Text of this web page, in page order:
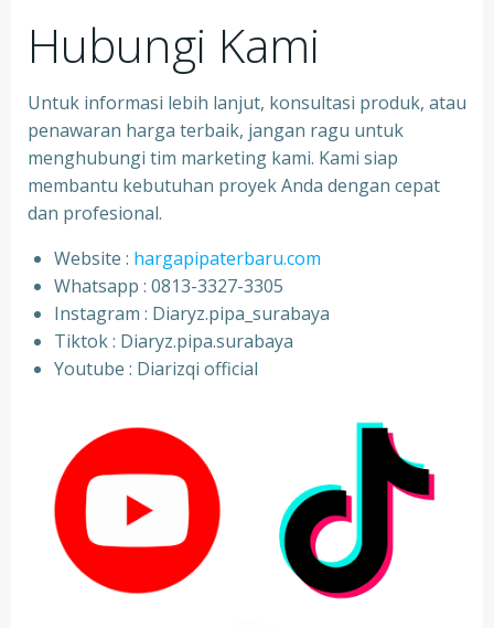
Hubungi Kami
Untuk informasi lebih lanjut, konsultasi produk, atau
penawaran harga terbaik, jangan ragu untuk
menghubungi tim marketing kami. Kami siap
membantu kebutuhan proyek Anda dengan cepat
dan profesional.
Website : hargapipaterbaru.com
Whatsapp : 0813-3327-3305
⁠Instagram : Diaryz.pipa_surabaya
⁠Tiktok : Diaryz.pipa.surabaya
⁠Youtube : Diarizqi official